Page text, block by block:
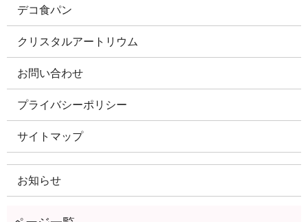
デコ食パン
クリスタルアートリウム
お問い合わせ
プライバシーポリシー
サイトマップ
お知らせ